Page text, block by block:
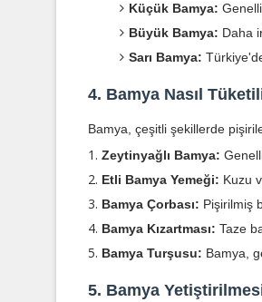
Küçük Bamya:
Büyük Bamya: Daha
Sarı Bamya:
4. Bamya Nasıl
Bamya, çeşitli şekillerde
Zeytinyağlı Bamya:
Etli Bamya Yemeği: Kuzu
Bamya Çorbası: Pişirilmiş
Bamya Kızartması: Taze
Bamya Turşusu: Bamya,
5. Bamya